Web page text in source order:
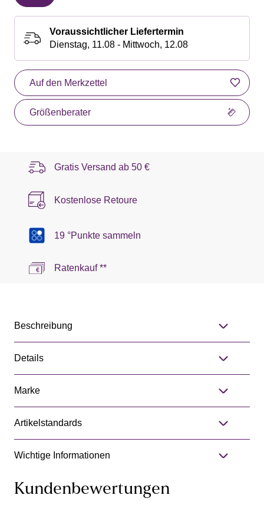
Voraussichtlicher Liefertermin
Dienstag, 11.08 - Mittwoch, 12.08
Auf den Merkzettel
Größenberater
Gratis Versand ab 50 €
Kostenlose Retoure
19 °Punkte sammeln
Ratenkauf **
Beschreibung
Details
Marke
Artikelstandards
Wichtige Informationen
Kundenbewertungen